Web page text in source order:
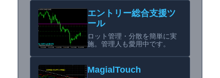
エントリー総合支援ツ
ール
ロット管理・分散を簡単に実
施。管理人も愛用中です。
MagialTouch